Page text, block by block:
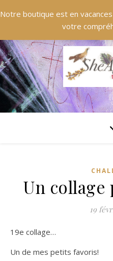
Notre boutique est en
votre
Un collage
19
19e collage…
Un de mes petits favoris!